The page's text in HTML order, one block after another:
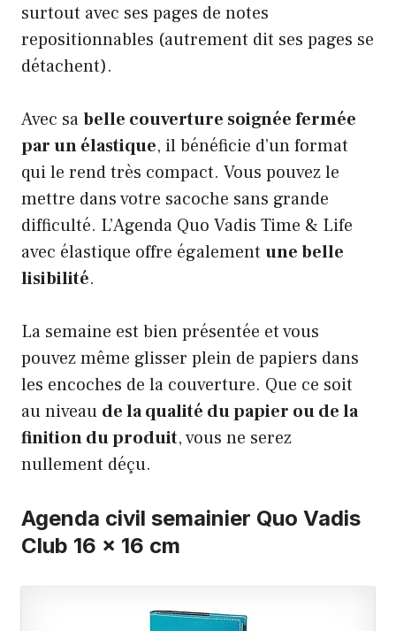
surtout avec ses pages de notes
repositionnables (autrement dit ses pages se
détachent).
Avec sabelle couverture soignée fermée
par un élastique, il bénéficie d’un format
qui le rend très compact. Vous pouvez le
mettre dans votre sacoche sans grande
difficulté. L’Agenda Quo Vadis Time & Life
avec élastique offre également une belle
lisibilité.
La semaine est bien présentée et vous
pouvez même glisser plein de papiers dans
les encoches de la couverture. Que ce soit
au niveau de la qualité du papier ou de la
finition du produit, vous ne serez
nullement déçu.
Agenda civil semainier Quo Vadis
Club 16 x 16 cm